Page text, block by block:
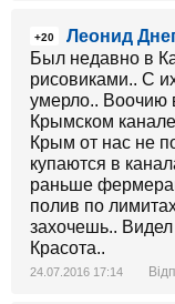
+20
Леонид
Был недавно в
рисовиками.. С
умерло.. Воочию
Крымском
Крым от нас не
купаются в
раньше
полив по
захочешь..
Красота..
24.07.2016 17:14